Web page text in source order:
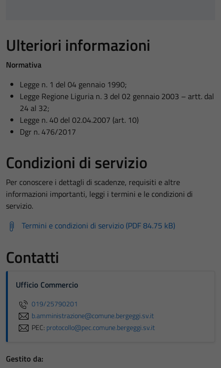
Ulteriori informazioni
Normativa
Legge n. 1 del 04 gennaio 1990;
Legge Regione Liguria n. 3 del 02 gennaio 2003 – artt. dal
24 al 32;
Legge n. 40 del 02.04.2007 (art. 10)
Dgr n. 476/2017
Condizioni di servizio
Per conoscere i dettagli di scadenze, requisiti e altre
informazioni importanti, leggi i termini e le condizioni di
servizio.
Termini e condizioni di servizio (PDF 84.75 kB)
Contatti
Ufficio Commercio
019/25790201
b.amministrazione@comune.bergeggi.sv.it
PEC: protocollo@pec.comune.bergeggi.sv.it
Gestito da: